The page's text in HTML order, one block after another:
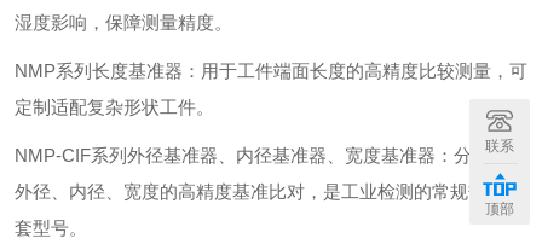
湿度影响，保障测量精度。
NMP系列长度基准器：用于工件端面长度的高精度比较测量，可
定制适配复杂形状工件。
NMP-CIF系列外径基准器、内径基准器、宽度基准器：分别对应
外径、内径、宽度的高精度基准比对，是工业检测的常规热门配
套型号。
联系
顶部